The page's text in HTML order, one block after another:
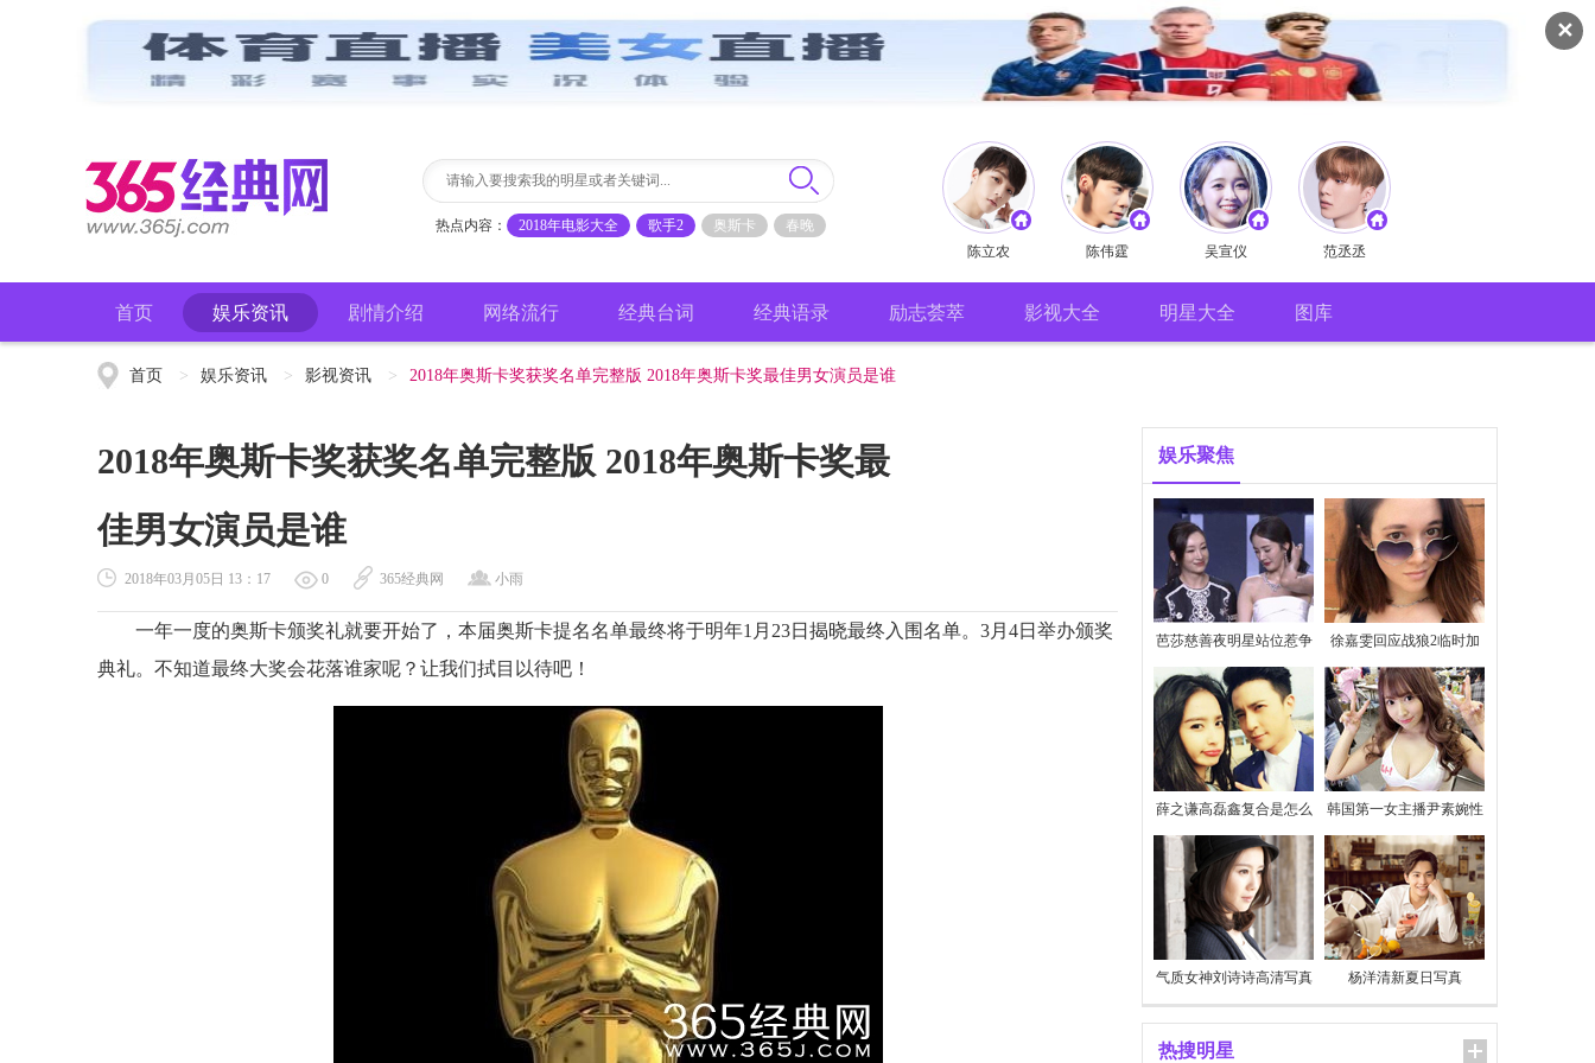
✕
热点内容： 2018年电影大全 歌手2 奥斯卡
春晚
陈立农
陈伟霆 吴宣仪 范丞丞
首页 娱乐资讯 剧情介绍 网络流行 经典台词 经典语录 励志荟萃 影视大全 明星大全 图库
首页 > 娱乐资讯 > 影视资讯 > 2018年奥斯卡奖获奖名单完整版 2018年奥斯卡奖最佳男女演员是谁
2018年奥斯卡奖获奖名单完整版 2018年奥斯卡奖最
佳男女演员是谁
2018年03月05日 13：17 0 365经典网 小雨
一年一度的奥斯卡颁奖礼就要开始了，本届奥斯卡提名名单最终将于明年1月23日揭晓最终入围名单。3月4日举办颁奖
典礼。不知道最终大奖会花落谁家呢？让我们拭目以待吧！
娱乐聚焦
芭莎慈善夜明星站位惹争
议
徐嘉雯回应战狼2临时加
价
薛之谦高磊鑫复合是怎么
回事
韩国第一女主播尹素婉性
感私照
气质女神刘诗诗高清写真 杨洋清新夏日写真
热搜明星